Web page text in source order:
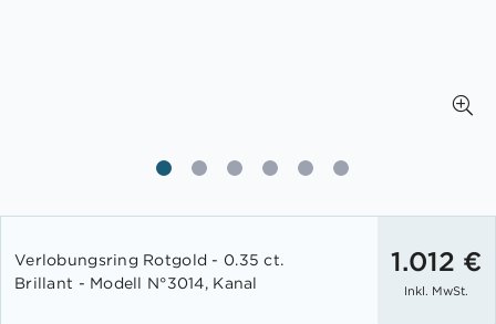
Anfang
der
Bildgalerie
Verlobungsring Rotgold - 0.35 ct.
Brillant - Modell N°3014, Kanal
1.012 €
Inkl. MwSt.